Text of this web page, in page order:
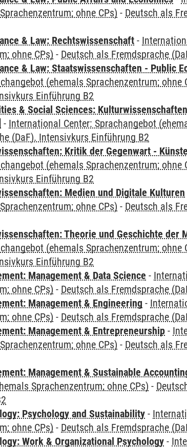
ohne CPs) - Deutsch als
& Law: Rechtswissenschaft -
ohne CPs) - Deutsch als Fremdsprache
& Law: Staatswissenschaften - Public
(ehemals Sprachenzentrum; ohne
Einführung B2
& Social Sciences:
- International Center: Sprachangebot
(DaF). Intensivkurs Einführung B2
Kritik der Gegenwart -
(ehemals Sprachenzentrum; ohne
Einführung B2
Medien und Digitale Kulturen
ohne CPs) - Deutsch als
Theorie und Geschichte der
(ehemals Sprachenzentrum; ohne
Einführung B2
Management & Data Science -
ohne CPs) - Deutsch als Fremdsprache
Management & Engineering -
ohne CPs) - Deutsch als Fremdsprache
Management & Entrepreneurship -
ohne CPs) - Deutsch als
Management & Sustainable
Sprachenzentrum; ohne CPs) -
Psychology and Sustainability -
ohne CPs) - Deutsch als Fremdsprache
Work & Organizational Psychology -